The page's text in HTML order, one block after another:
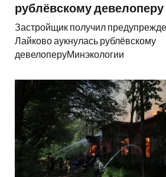
рублёвскому девелоперу
Застройщик получил
Лайково аукнулась рублёвскому
девелоперуМинэкологии